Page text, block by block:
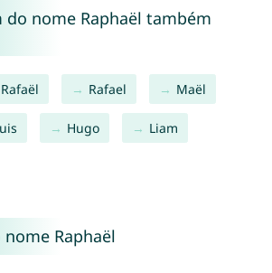
do nome Raphaël também
Rafaël Rafael Maël
Hugo Liam
Raphaël